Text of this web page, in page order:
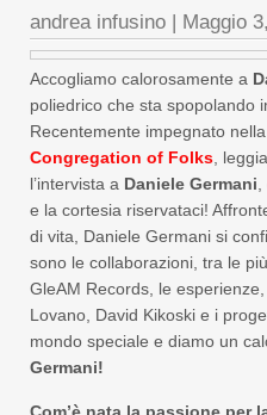
andrea infusino | Maggio
Accogliamo calorosamente a
poliedrico che sta spopolando
Recentemente impegnato
Congregation of Folks ,
l’intervista a Daniele Germani
e la cortesia riservataci!
di vita, Daniele Germani si
sono le collaborazioni, tra le
GleAM Records, le
Lovano, David Kikoski e i
mondo speciale e diamo un
Germani!